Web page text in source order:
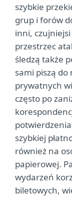
szybkie
grup i forów
inni,
przestrzec
śledzą także
sami piszą
prywatnych
często po
szybkiej
również na
papierowej.
wydarzeń
biletowych,